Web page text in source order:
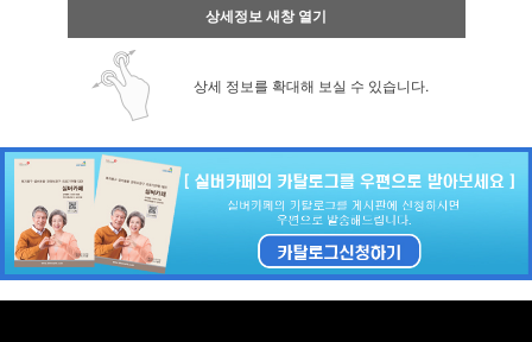
상세정보 새창 열기
상세 정보를 확대해 보실 수 있습니다.